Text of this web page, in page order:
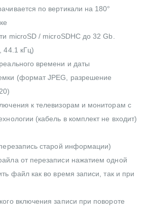
по вертикали на 180°
microSD / microSDHC до 32 Gb.
44.1 кГц)
времени и даты
(формат JPEG, разрешение
к телевизорам и мониторам с
(кабель в комплект не входит)
старой информации)
от перезаписи нажатием одной
файл как во время записи, так и при
включения записи при повороте